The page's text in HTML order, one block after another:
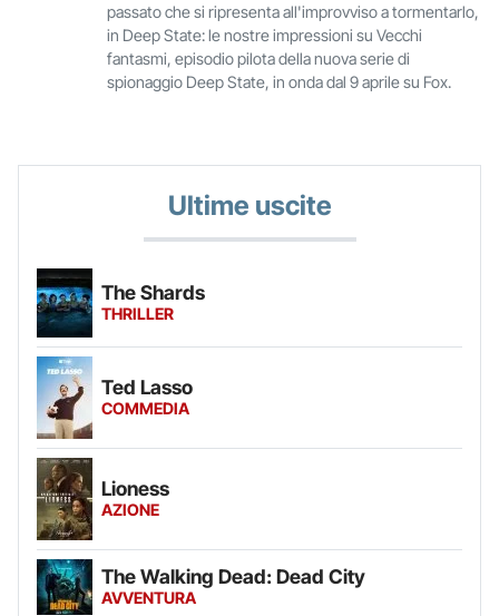
passato che si ripresenta all'improvviso a tormentarlo,
in Deep State: le nostre impressioni su Vecchi
fantasmi, episodio pilota della nuova serie di
spionaggio Deep State, in onda dal 9 aprile su Fox.
Ultime uscite
The Shards
THRILLER
Ted Lasso
COMMEDIA
Lioness
AZIONE
The Walking Dead: Dead City
AVVENTURA